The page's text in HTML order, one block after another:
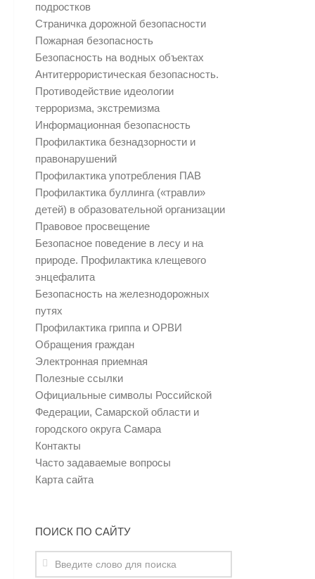
подростков
Страничка дорожной безопасности
Пожарная безопасность
Безопасность на водных объектах
Антитеррористическая безопасность.
Противодействие идеологии
терроризма, экстремизма
Информационная безопасность
Профилактика безнадзорности и
правонарушений
Профилактика употребления ПАВ
Профилактика буллинга («травли»
детей) в образовательной организации
Правовое просвещение
Безопасное поведение в лесу и на
природе. Профилактика клещевого
энцефалита
Безопасность на железнодорожных
путях
Профилактика гриппа и ОРВИ
Обращения граждан
Электронная приемная
Полезные ссылки
Официальные символы Российской
Федерации, Самарской области и
городского округа Самара
Контакты
Часто задаваемые вопросы
Карта сайта
ПОИСК ПО САЙТУ